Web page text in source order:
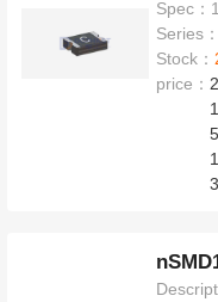
Spec：
Series
Stock：
price：